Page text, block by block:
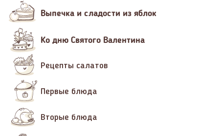
Выпечка и сладости из яблок
Ко дню Святого Валентина
Рецепты салатов
Первые блюда
Вторые блюда